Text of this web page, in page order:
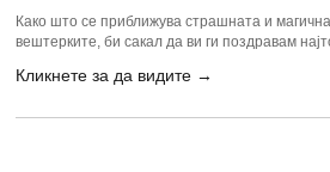
вештерките
Како што се приближува страшната и
вештерките, би сакал да ви ги поздравам
Co., Ltd.
Кликнете за да видите →